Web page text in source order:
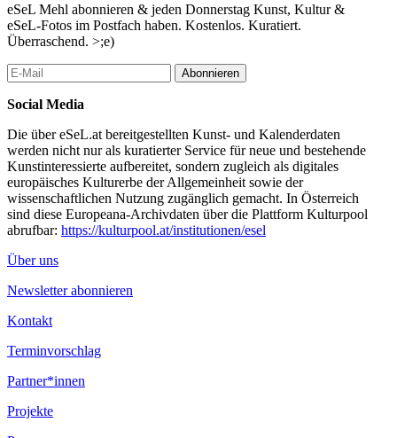
Bar & Buffet an beiden Abenden
Programm und Kontakt:www.juliadanzinger.at
Produktion: Verein house of motion
Afterparty im Transporter
...Mehr lesen
eSeL Mehl abonnieren & jeden Donnerstag Kunst, Kultur &
eSeL-Fotos im Postfach haben. Kostenlos. Kuratiert.
Überraschend. >;e)
Abonnieren
Social Media
Die über eSeL.at bereitgestellten Kunst- und Kalenderdaten
werden nicht nur als kuratierter Service für neue und bestehende
Kunstinteressierte aufbereitet, sondern zugleich als digitales
europäisches Kulturerbe der Allgemeinheit sowie der
wissenschaftlichen Nutzung zugänglich gemacht. In Österreich
sind diese Europeana-Archivdaten über die Plattform Kulturpool
abrufbar: https://kulturpool.at/institutionen/esel
Über uns
Newsletter abonnieren
Kontakt
Terminvorschlag
Partner*innen
Projekte